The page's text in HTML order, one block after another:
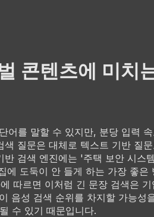
콘텐츠에 미치
어를 말할 수 있지만, 분당 입력
질문은 대체로 텍스트 기반 질
검색 엔진에는 '주택 보안 시스
에 도둑이 안 들게 하는 가장 좋은
따르면 이처럼 긴 문장 검색은 기
음성 검색 순위를 차지할 가능성
수 있기 때문입니다.